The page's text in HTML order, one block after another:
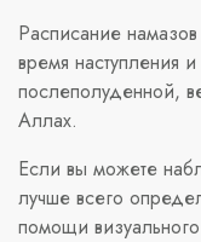
Расписание
время наступления
послеполуденной,
Аллах.
Если вы можете
лучше всего
помощи